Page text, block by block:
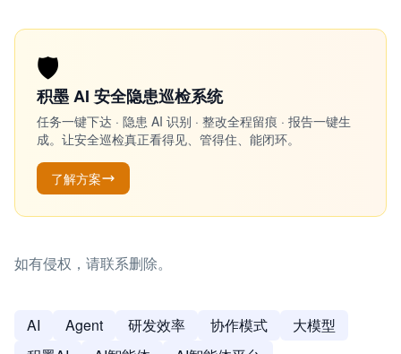
🛡️
积墨 AI 安全隐患巡检系统
任务一键下达 · 隐患 AI 识别 · 整改全程留痕 · 报告一键生
成。让安全巡检真正看得见、管得住、能闭环。
了解方案
如有侵权，请联系删除。
AI Agent 研发效率 协作模式
大模型